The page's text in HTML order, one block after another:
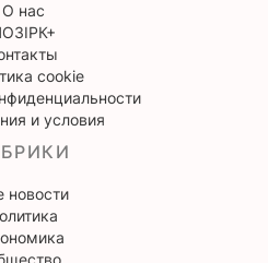
О нас
cookie
и условия
новости